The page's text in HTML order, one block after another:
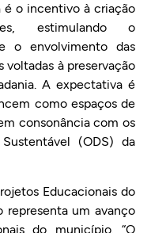
o incentivo à criação
estimulando o
o envolvimento das
voltadas à preservação
A expectativa é
como espaços de
consonância com os
(ODS) da
Educacionais do
representa um avanço
do município. “O